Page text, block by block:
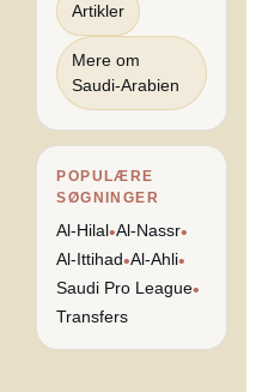
Artikler
Mere om
Saudi-Arabien
POPULÆRE
SØGNINGER
Al-Hilal•Al-Nassr•
Al-Ittihad•Al-Ahli•
Saudi Pro League•
Transfers